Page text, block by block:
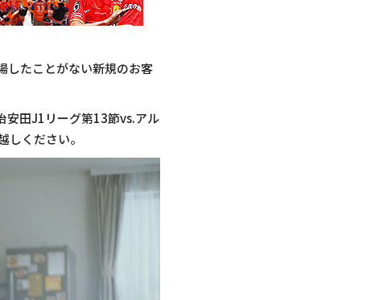
したことがない新規のお客
安田J1リーグ第13節vs.アル
ください。